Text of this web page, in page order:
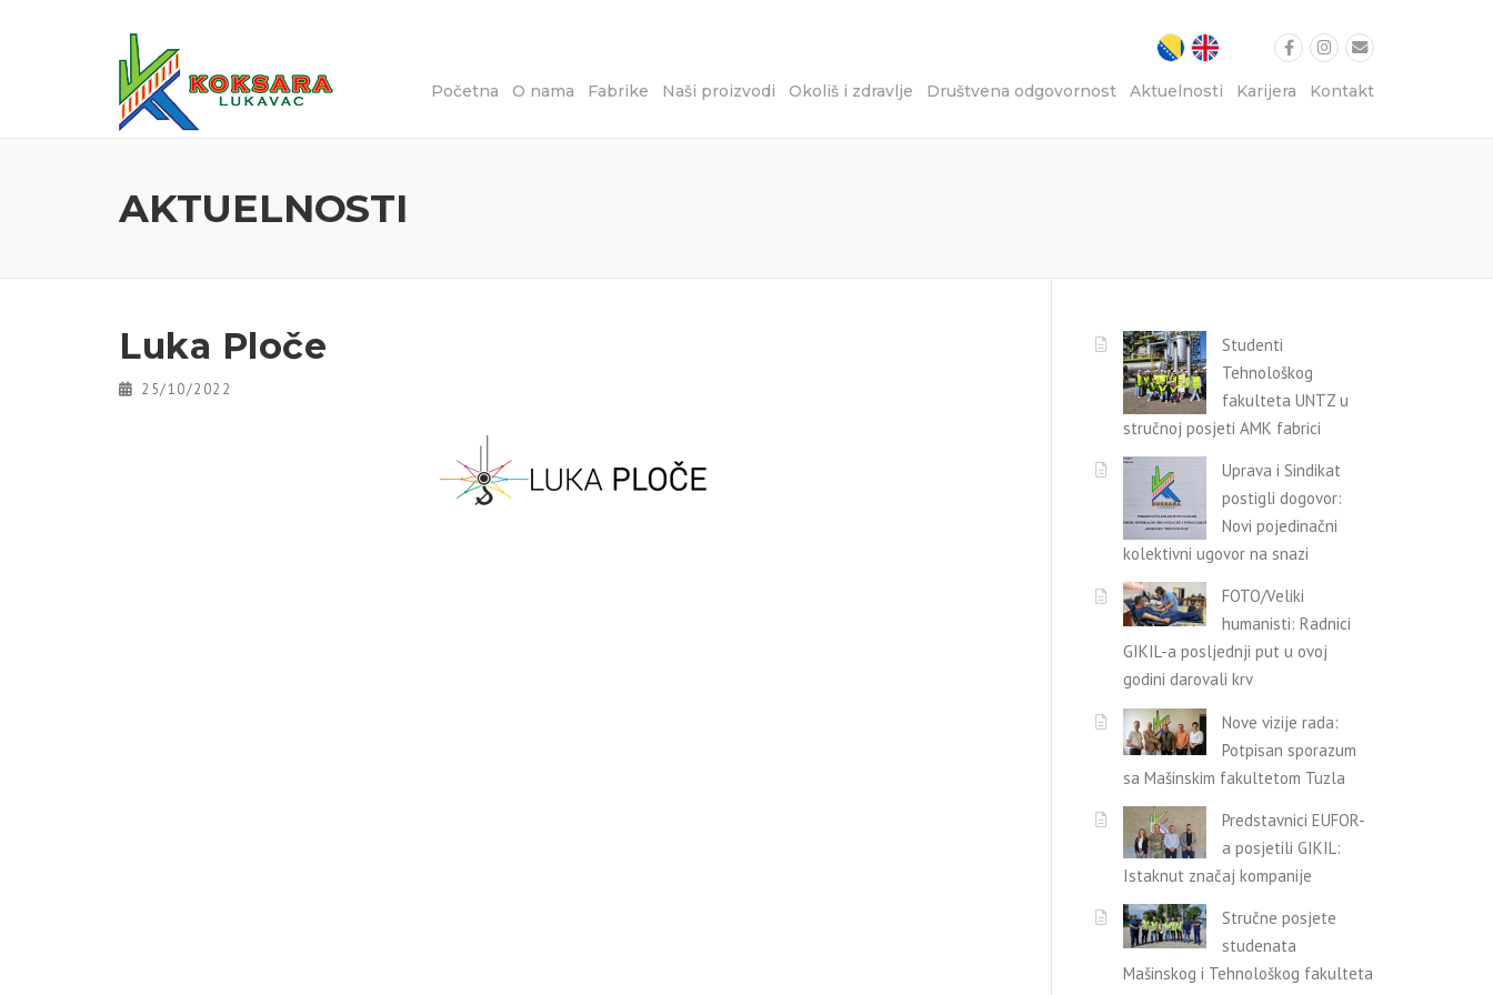
Početna O nama Fabrike Naši proizvodi Okoliš i zdravlje Društvena odgovornost Aktuelnosti Karijera Kontakt
AKTUELNOSTI
Luka Ploče
25/10/2022
Studenti
Tehnološkog
fakulteta UNTZ u
stručnoj posjeti AMK fabrici
Uprava i Sindikat
postigli dogovor:
Novi pojedinačni
kolektivni ugovor na snazi
FOTO/Veliki
humanisti: Radnici
GIKIL-a posljednji put u ovoj
godini darovali krv
Nove vizije rada:
Potpisan sporazum
sa Mašinskim fakultetom Tuzla
Predstavnici EUFOR-
a posjetili GIKIL:
Istaknut značaj kompanije
Stručne posjete
studenata
Mašinskog i Tehnološkog fakulteta